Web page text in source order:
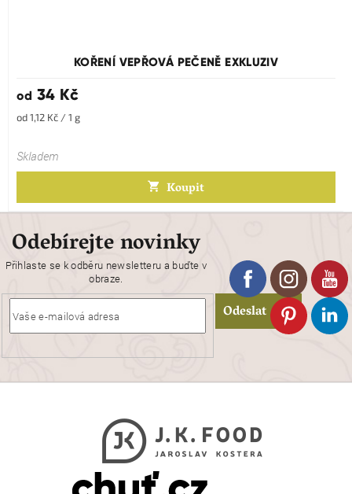
KOŘENÍ VEPŘOVÁ PEČENĚ EXKLUZIV
od 34 Kč
Měrná
od 1,12 Kč / 1 g
Skladem
Koupit
Odebírejte novinky
Přihlaste se k odběru newsletteru a buďte v
obraze.
Odeslat